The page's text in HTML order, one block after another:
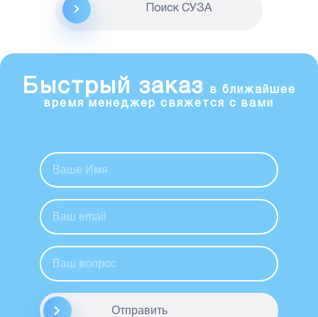
Поиск CУЗА
Быстрый заказ
в ближайшее
время менеджер свяжется с вами
Отправить